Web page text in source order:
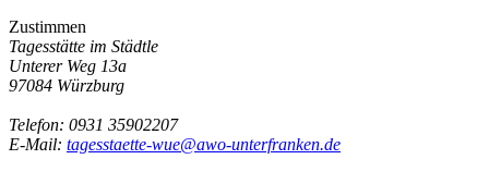
Zustimmen
Tagesstätte im Städtle
Unterer Weg 13a
97084 Würzburg
Telefon: 0931 35902207
E-Mail: tagesstaette-wue@awo-unterfranken.de